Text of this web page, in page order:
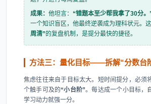
成果： 他坦言： “错题本至少帮我拿了30分。
一个知识盲区，他最终逆袭成为理科状元。
周清”的复盘机制，是提分最快的捷径。
方法三：量化目标——拆解“分数台
焦虑往往来自于目标太大。短时间提分，必须
个触手可及的“小台阶”。每达成一个小目标，
学习动力就强一分。